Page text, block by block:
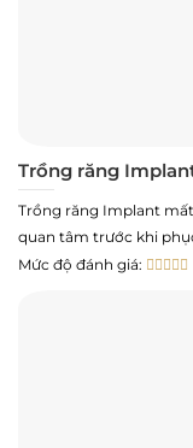
Trồng răng
Trồng răng Implant
quan tâm trước khi
Mức độ đánh giá: